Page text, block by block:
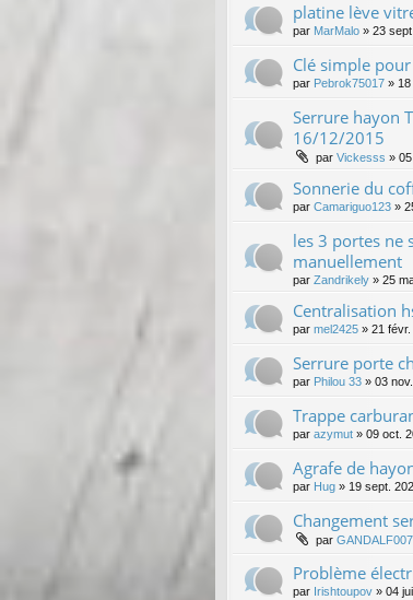
platine lève
par MarMalo » 23
Clé simple
par Pebrok75017 » 18
Serrure hayon
16/12/2015
par Vickesss »
Sonnerie du
par Camariguo123 »
les 3 portes ne
manuellement
par Zandrikely » 25
Centralisation
par mel2425 » 21
Serrure porte
par Philou 33 » 03
Trappe
par azymut » 09 oct.
Agrafe de
par Hug » 19 sept.
Changement
par GANDALF007
Problème
par Irishtoupov » 04